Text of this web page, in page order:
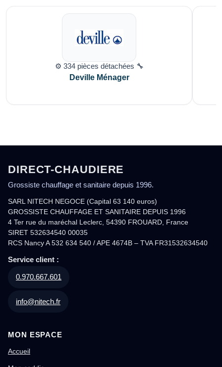
⚙️ 334 pièces détachées 🔧
Deville Ménager
DIRECT-CHAUDIERE
Grossiste chauffage et sanitaire depuis 1996.
SARL NITECH NEGOCE (Capital 63 140 euros)
GROSSISTE CHAUFFAGE ET SANITAIRE DEPUIS 1996
4 Ter rue du maréchal Leclerc, 54390 FROUARD, France
SIRET 532634540 00035
RCS Nancy A 532 634 540 / APE 4674B – TVA FR31532634540
Service client :
0.970.667.601
info@nitech.fr
MON ESPACE
Accueil